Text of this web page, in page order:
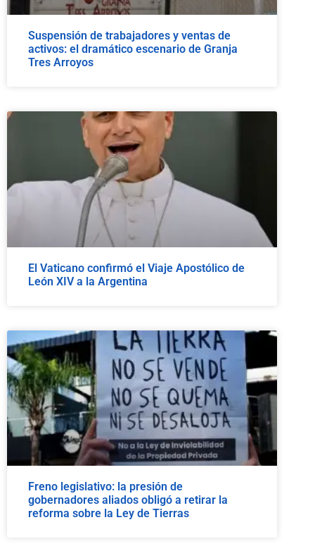
Suspensión de trabajadores y ventas de
activos: el dramático escenario de Granja
Tres Arroyos
El Vaticano confirmó el Viaje Apostólico de
León XIV a la Argentina
Freno legislativo: la presión de
gobernadores aliados obligó a retirar la
reforma sobre la Ley de Tierras